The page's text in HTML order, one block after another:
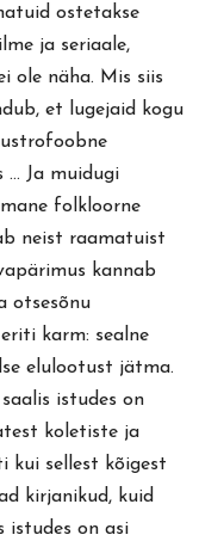
ostetakse
ja seriaale,
ole näha. Mis siis
et lugejaid kogu
… Ja muidugi
folkloorne
neist raamatuist
kannab
otsesõnu
karm: sealne
elulootust jätma.
istudes on
koletiste ja
kui sellest kõigest
kirjanikud, kuid
istudes on asi